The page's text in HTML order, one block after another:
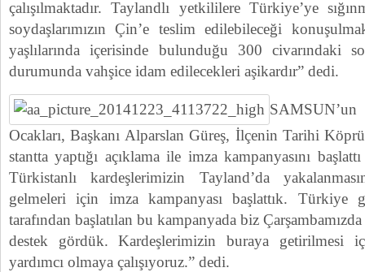
çalışılmaktadır. Taylandlı yetkililere Türkiye’ye
soydaşlarımızın Çin’e teslim edilebileceği
yaşlılarında içerisinde bulunduğu 300 civarındaki
durumunda vahşice idam edilecekleri aşikardır” dedi.
Ocakları, Başkanı Alparslan Güreş, İlçenin Tarihi
stantta yaptığı açıklama ile imza kampanyasını
Türkistanlı kardeşlerimizin Tayland’da
gelmeleri için imza kampanyası başlattık. Türkiye
tarafından başlatılan bu kampanyada biz
destek gördük. Kardeşlerimizin buraya getirilmesi
yardımcı olmaya çalışıyoruz.” dedi.